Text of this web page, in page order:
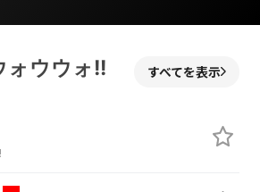
ォウウォ!!
すべてを表示